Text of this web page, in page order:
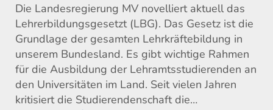
Die Landesregierung MV novelliert aktuell das
Lehrerbildungsgesetzt (LBG). Das Gesetz ist die
Grundlage der gesamten Lehrkräftebildung in
unserem Bundesland. Es gibt wichtige Rahmen
für die Ausbildung der Lehramtsstudierenden an
den Universitäten im Land. Seit vielen Jahren
kritisiert die Studierendenschaft die…